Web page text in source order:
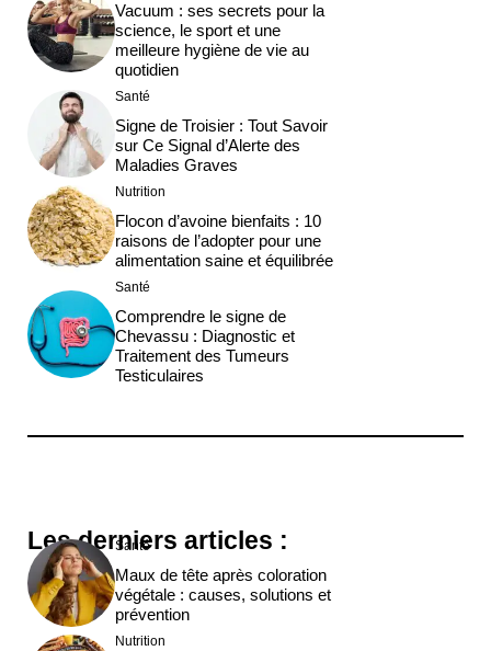
Vacuum : ses secrets pour la
science, le sport et une
meilleure hygiène de vie au
quotidien
Santé
Signe de Troisier : Tout Savoir
sur Ce Signal d’Alerte des
Maladies Graves
Nutrition
Flocon d’avoine bienfaits : 10
raisons de l’adopter pour une
alimentation saine et équilibrée
Santé
Comprendre le signe de
Chevassu : Diagnostic et
Traitement des Tumeurs
Testiculaires
Les derniers articles :
Santé
Maux de tête après coloration
végétale : causes, solutions et
prévention
Nutrition